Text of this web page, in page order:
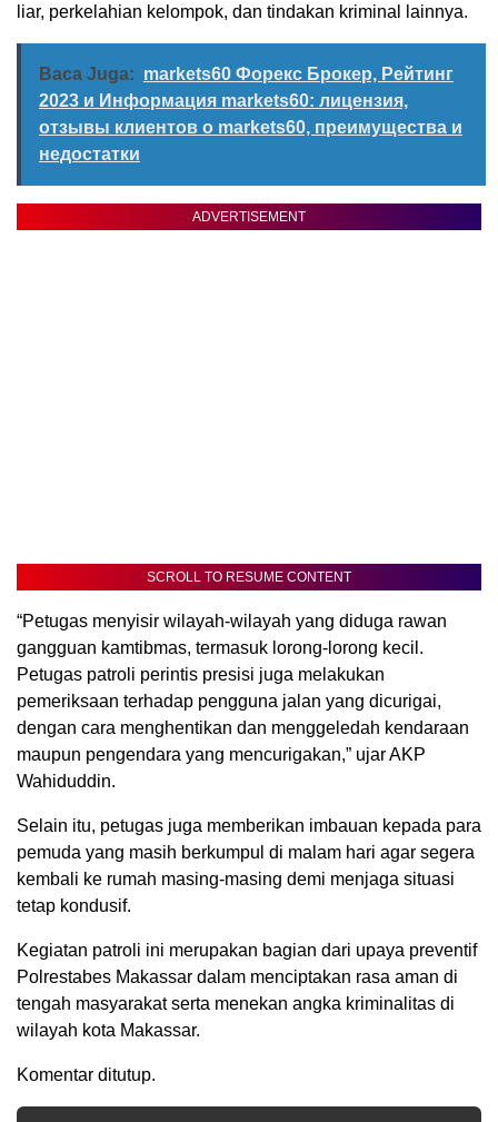
liar, perkelahian kelompok, dan tindakan kriminal lainnya.
Baca Juga: markets60 Форекс Брокер, Рейтинг
2023 и Информация markets60: лицензия,
отзывы клиентов о markets60, преимущества и
недостатки
ADVERTISEMENT
SCROLL TO RESUME CONTENT
“Petugas menyisir wilayah-wilayah yang diduga rawan
gangguan kamtibmas, termasuk lorong-lorong kecil.
Petugas patroli perintis presisi juga melakukan
pemeriksaan terhadap pengguna jalan yang dicurigai,
dengan cara menghentikan dan menggeledah kendaraan
maupun pengendara yang mencurigakan,” ujar AKP
Wahiduddin.
Selain itu, petugas juga memberikan imbauan kepada para
pemuda yang masih berkumpul di malam hari agar segera
kembali ke rumah masing-masing demi menjaga situasi
tetap kondusif.
Kegiatan patroli ini merupakan bagian dari upaya preventif
Polrestabes Makassar dalam menciptakan rasa aman di
tengah masyarakat serta menekan angka kriminalitas di
wilayah kota Makassar.
Komentar ditutup.